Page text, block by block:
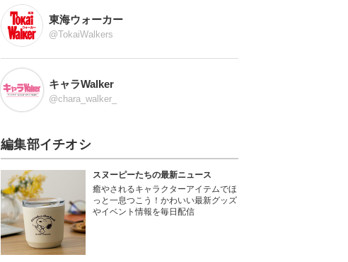
東海ウォーカー
@TokaiWalkers
キャラWalker
@chara_walker_
編集部イチオシ
スヌーピーたちの最新ニュース
癒やされるキャラクターアイテムでほ
っと一息つこう！かわいい最新グッズ
やイベント情報を毎日配信